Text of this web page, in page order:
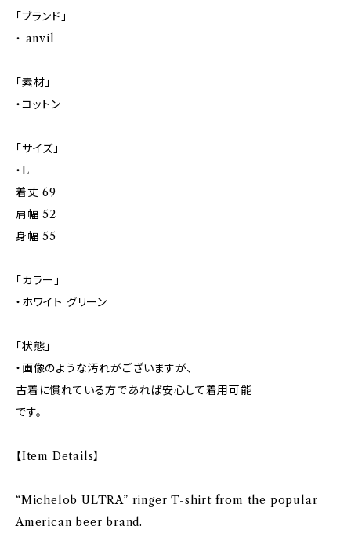
「ブランド」
・ anvil
「素材」
・コットン
「サイズ」
・L
着丈 69
肩幅 52
身幅 55
「カラー」
・ホワイト グリーン
「状態」
・画像のような汚れがございますが、
古着に慣れている方であれば安心して着用可能
です。
【Item Details】
“Michelob ULTRA” ringer T-shirt from the popular
American beer brand.